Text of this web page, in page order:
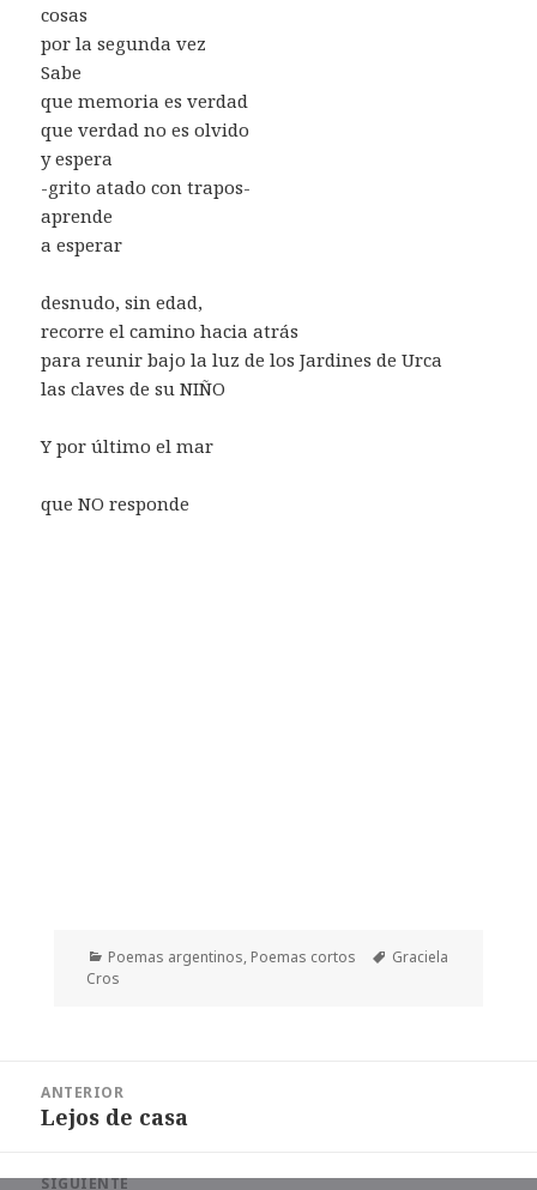
cosas
por la segunda vez
Sabe
que memoria es verdad
que verdad no es olvido
y espera
-grito atado con trapos-
aprende
a esperar
desnudo, sin edad,
recorre el camino hacia atrás
para reunir bajo la luz de los Jardines de Urca
las claves de su NIÑO
Y por último el mar
que NO responde
Categorías
Poemas argentinos, Poemas cortos Etiquetas
Graciela
Cros
entradas
ANTERIOR
Entrada
Lejos de casa
SIGUIENTE